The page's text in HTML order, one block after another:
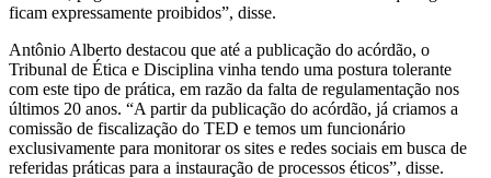
ficam expressamente proibidos”, disse.
Antônio Alberto destacou que até a publicação do acórdão, o
Tribunal de Ética e Disciplina vinha tendo uma postura tolerante
com este tipo de prática, em razão da falta de regulamentação nos
últimos 20 anos. “A partir da publicação do acórdão, já criamos a
comissão de fiscalização do TED e temos um funcionário
exclusivamente para monitorar os sites e redes sociais em busca de
referidas práticas para a instauração de processos éticos”, disse.